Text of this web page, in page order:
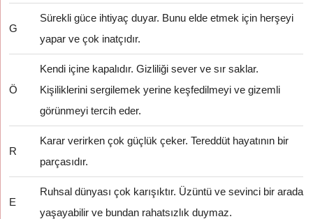
G
Sürekli güce ihtiyaç duyar. Bunu elde etmek için herşeyi
yapar ve çok inatçıdır.
Ö
Kendi içine kapalıdır. Gizliliği sever ve sır saklar.
Kişiliklerini sergilemek yerine keşfedilmeyi ve gizemli
görünmeyi tercih eder.
R
Karar verirken çok güçlük çeker. Tereddüt hayatının bir
parçasıdır.
E
Ruhsal dünyası çok karışıktır. Üzüntü ve sevinci bir arada
yaşayabilir ve bundan rahatsızlık duymaz.